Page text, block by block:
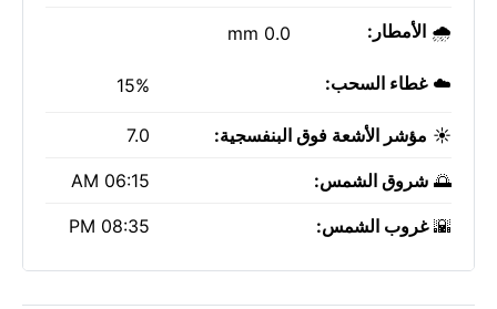
🌧️ الأمطار: 0.0 mm
☁️غطاء السحب: 15%
☀️ مؤشر الأشعة فوق البنفسجية: 7.0
🌅 شروق الشمس: 06:15 AM
🌇غروب الشمس: 08:35 PM